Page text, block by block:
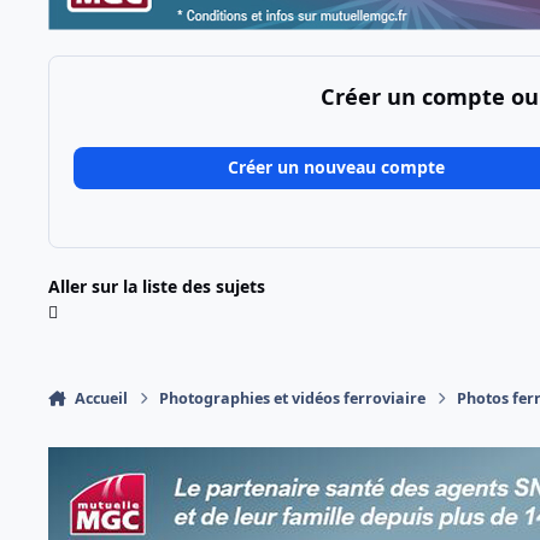
Créer un compte
Créer un nouveau compte
Aller sur la liste des sujets
Accueil Photographies et vidéos ferroviaire Photos